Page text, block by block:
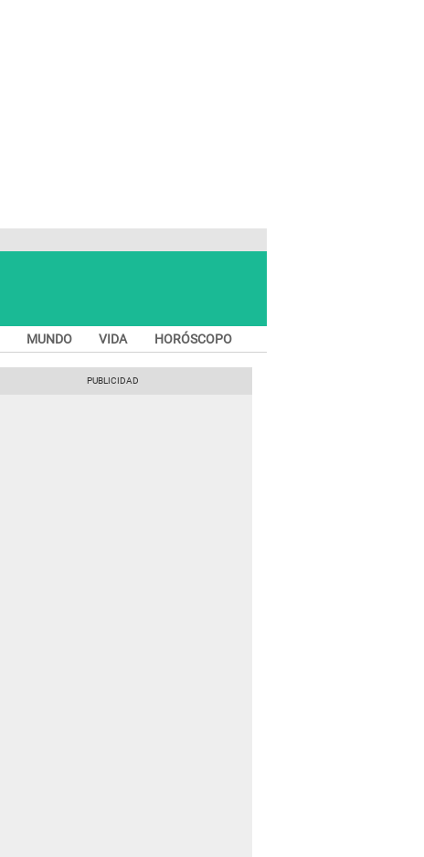
MUNDO VIDA HORÓSCOPO